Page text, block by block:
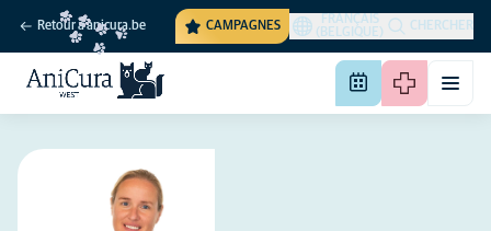
Retour à anicura.be CAMPAGNES
FRANÇAIS
(BELGIQUE)
CHERCHER